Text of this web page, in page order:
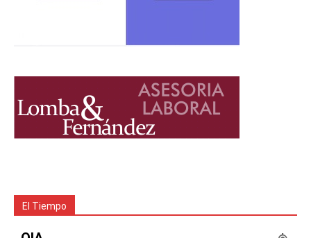
El Tiempo